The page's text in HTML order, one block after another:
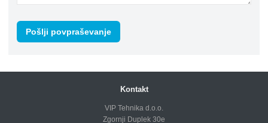
Kontakt
VIP Tehnika d.o.o.
Zgornji Duplek 30e